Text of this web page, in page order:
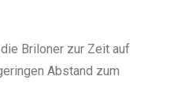
Briloner zur Zeit auf
Abstand zum